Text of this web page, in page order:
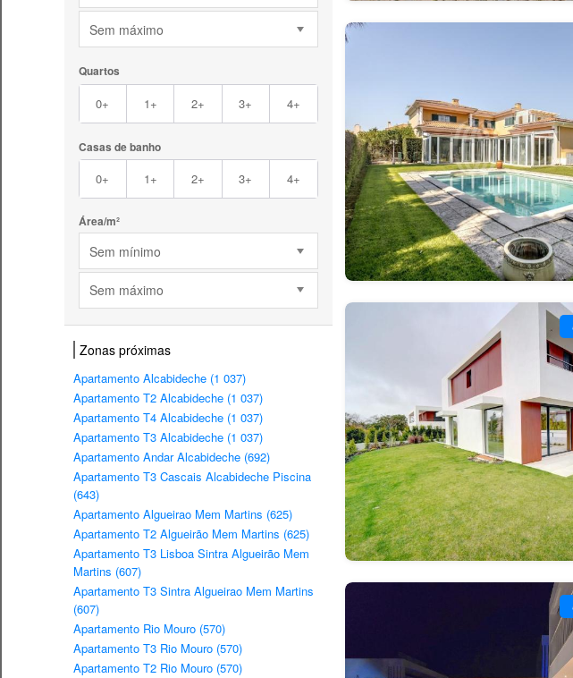
Sem máximo
Quartos
0+ 1+ 2+ 3+ 4+
Casas de banho
0+ 1+ 2+ 3+ 4+
Área/m²
Sem mínimo
Sem máximo
Zonas próximas
Apartamento Alcabideche (1 037)
Apartamento T2 Alcabideche (1 037)
Apartamento T4 Alcabideche (1 037)
Apartamento T3 Alcabideche (1 037)
Apartamento Andar Alcabideche (692)
Apartamento T3 Cascais Alcabideche Piscina
(643)
Apartamento Algueirao Mem Martins (625)
Apartamento T2 Algueirão Mem Martins (625)
Apartamento T3 Lisboa Sintra Algueirão Mem
Martins (607)
Apartamento T3 Sintra Algueirao Mem Martins
(607)
Apartamento Rio Mouro (570)
Apartamento T3 Rio Mouro (570)
Apartamento T2 Rio Mouro (570)